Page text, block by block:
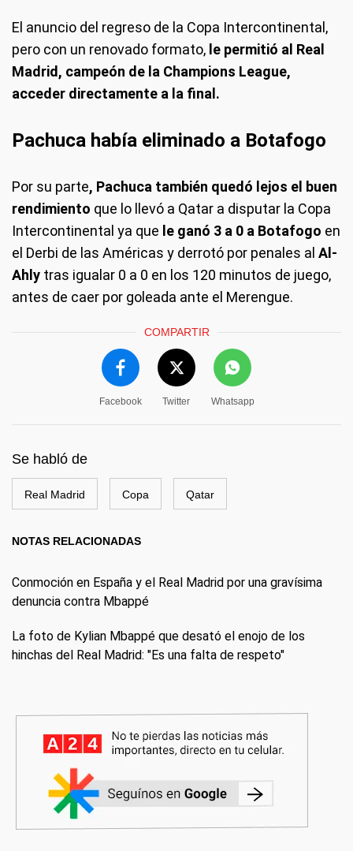
El anuncio del regreso de la Copa Intercontinental,
pero con un renovado formato, le permitió al Real
Madrid, campeón de la Champions League,
acceder directamente a la final.
Pachuca había eliminado a Botafogo
Por su parte, Pachuca también quedó lejos el buen
rendimiento que lo llevó a Qatar a disputar la Copa
Intercontinental ya que le ganó 3 a 0 a Botafogo en
el Derbi de las Américas y derrotó por penales al Al-
Ahly tras igualar 0 a 0 en los 120 minutos de juego,
antes de caer por goleada ante el Merengue.
COMPARTIR
Facebook Twitter Whatsapp
Se habló de
Real Madrid Copa Qatar
NOTAS RELACIONADAS
Conmoción en España y el Real Madrid por una gravísima
denuncia contra Mbappé
La foto de Kylian Mbappé que desató el enojo de los
hinchas del Real Madrid: "Es una falta de respeto"